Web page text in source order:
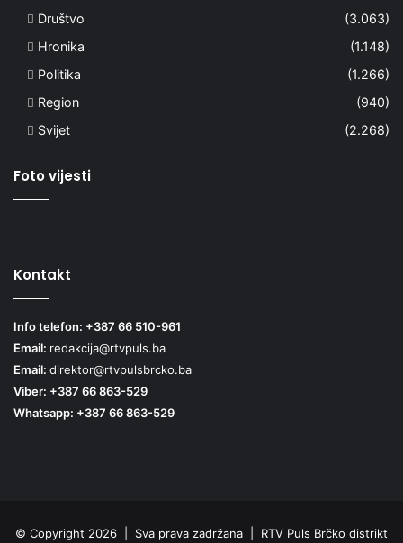
Društvo
(3.063)
Hronika
(1.148)
Politika
(1.266)
Region
(940)
Svijet
(2.268)
Foto vijesti
Kontakt
Info telefon: +387 66 510-961
Email: redakcija@rtvpuls.ba
Email: direktor@rtvpulsbrcko.ba
Viber: +387 66 863-529
Whatsapp: +387 66 863-529
© Copyright 2026 | Sva prava zadržana | RTV Puls Brčko distrikt